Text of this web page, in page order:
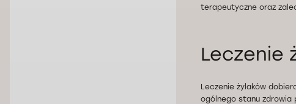
terapeutyczne oraz
Leczenie
Leczenie żylaków
ogólnego stanu zdrowia